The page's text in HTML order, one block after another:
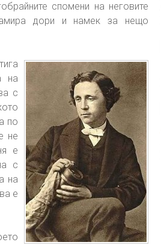
спомени на неговите
дори и намек за нещо
на
с
по
не
е
с
на
е